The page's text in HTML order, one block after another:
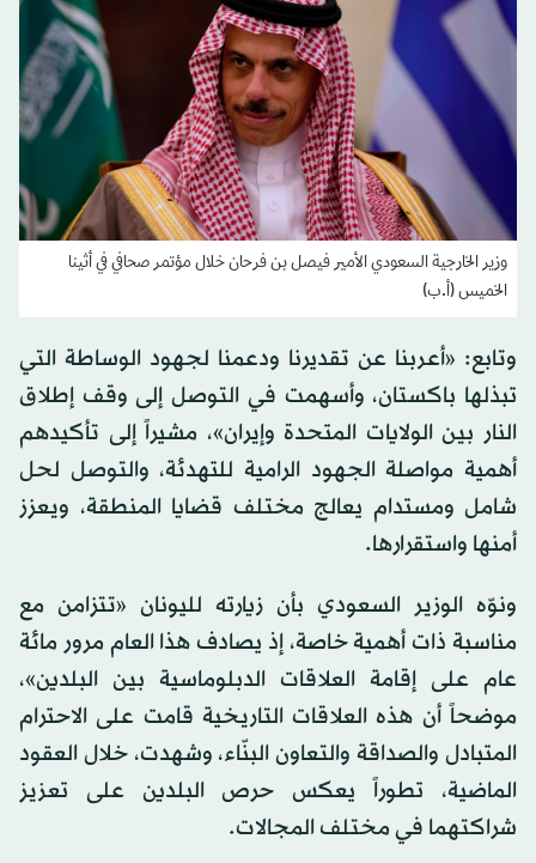
وزير الخارجية السعودي الأمير فيصل بن فرحان خلال مؤتمر صحافي في أثينا
الخميس (أ.ب)
وتابع: «أعربنا عن تقديرنا ودعمنا لجهود الوساطة التي
تبذلها باكستان، وأسهمت في التوصل إلى وقف إطلاق
النار بين الولايات المتحدة وإيران»، مشيراً إلى تأكيدهم
أهمية مواصلة الجهود الرامية للتهدئة، والتوصل لحل
شامل ومستدام يعالج مختلف قضايا المنطقة، ويعزز
أمنها واستقرارها.
ونوّه الوزير السعودي بأن زيارته لليونان «تتزامن مع
مناسبة ذات أهمية خاصة، إذ يصادف هذا العام مرور مائة
عام على إقامة العلاقات الدبلوماسية بين البلدين»،
موضحاً أن هذه العلاقات التاريخية قامت على الاحترام
المتبادل والصداقة والتعاون البنّاء، وشهدت، خلال العقود
الماضية، تطوراً يعكس حرص البلدين على تعزيز
شراكتهما في مختلف المجالات.